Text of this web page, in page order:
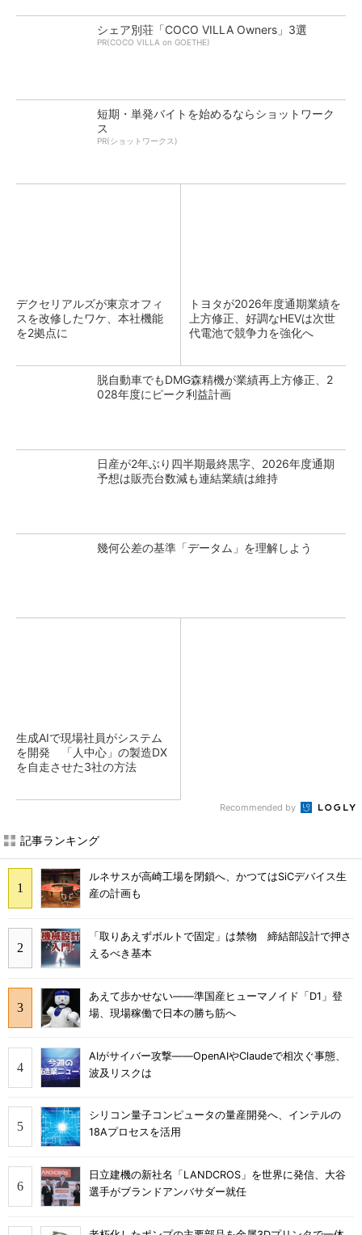
シェア別荘「COCO VILLA Owners」3選
PR(COCO VILLA on GOETHE)
短期・単発バイトを始めるならショットワーク
ス
PR(ショットワークス)
デクセリアルズが東京オフィ
スを改修したワケ、本社機能
を2拠点に
トヨタが2026年度通期業績を
上方修正、好調なHEVは次世
代電池で競争力を強化へ
脱自動車でもDMG森精機が業績再上方修正、2
028年度にピーク利益計画
日産が2年ぶり四半期最終黒字、2026年度通期
予想は販売台数減も連結業績は維持
幾何公差の基準「データム」を理解しよう
生成AIで現場社員がシステム
を開発 「人中心」の製造DX
を自走させた3社の方法
Recommended by
記事ランキング
ルネサスが高崎工場を閉鎖へ、かつてはSiCデバイス生
産の計画も
「取りあえずボルトで固定」は禁物 締結部設計で押さ
えるべき基本
あえて歩かせない――準国産ヒューマノイド「D1」登
場、現場稼働で日本の勝ち筋へ
AIがサイバー攻撃――OpenAIやClaudeで相次ぐ事態、
波及リスクは
シリコン量子コンピュータの量産開発へ、インテルの
18Aプロセスを活用
日立建機の新社名「LANDCROS」を世界に発信、大谷
選手がブランドアンバサダー就任